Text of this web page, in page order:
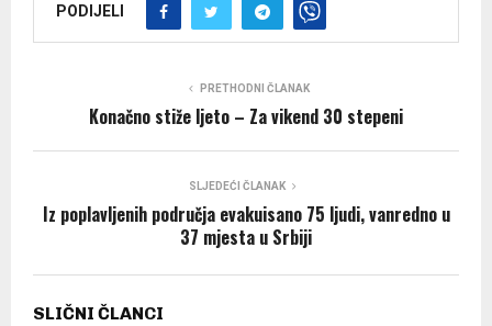
PODIJELI
PRETHODNI ČLANAK
Konačno stiže ljeto – Za vikend 30 stepeni
SLJEDEĆI ČLANAK
Iz poplavljenih područja evakuisano 75 ljudi, vanredno u
37 mjesta u Srbiji
SLIČNI ČLANCI